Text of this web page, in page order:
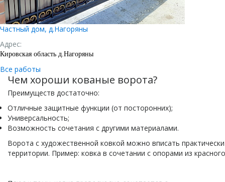
Частный дом, д.Нагоряны
Адрес:
Кировская область д.Нагоряны
Все работы
Чем хороши кованые ворота?
Преимуществ достаточно:
Отличные защитные функции (от посторонних);
Универсальность;
Возможность сочетания с другими материалами.
Ворота с художественной ковкой можно вписать
территории. Пример: ковка в сочетании с опорами из